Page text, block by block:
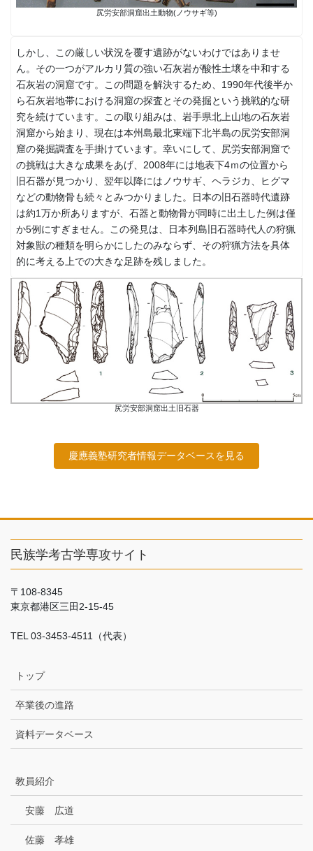
尻労安部洞窟出土動物(ノウサギ等)
しかし、この厳しい状況を覆す遺跡がないわけではありませ
ん。その一つがアルカリ質の強い石灰岩が酸性土壌を中和する
石灰岩の洞窟です。この問題を解決するため、1990年代後半か
ら石灰岩地帯における洞窟の探査とその発掘という挑戦的な研
究を続けています。この取り組みは、岩手県北上山地の石灰岩
洞窟から始まり、現在は本州島最北東端下北半島の尻労安部洞
窟の発掘調査を手掛けています。幸いにして、尻労安部洞窟で
の挑戦は大きな成果をあげ、2008年には地表下4ｍの位置から
旧石器が見つかり、翌年以降にはノウサギ、ヘラジカ、ヒグマ
などの動物骨も続々とみつかりました。日本の旧石器時代遺跡
は約1万か所ありますが、石器と動物骨が同時に出土した例は僅
か5例にすぎません。この発見は、日本列島旧石器時代人の狩猟
対象獣の種類を明らかにしたのみならず、その狩猟方法を具体
的に考える上での大きな足跡を残しました。
尻労安部洞窟出土旧石器
慶應義塾研究者情報データベースを見る
民族学考古学専攻サイト
〒108-8345
東京都港区三田2-15-45
TEL 03-3453-4511（代表）
トップ
卒業後の進路
資料データベース
教員紹介
安藤 広道
佐藤 孝雄